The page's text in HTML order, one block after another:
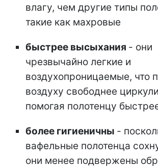
влагу, чем другие типы
такие как махровые
быстрее высыхания - они
чрезвычайно легкие и
воздухопроницаемые, что
воздуху свободнее
помогая полотенцу
более гигиеничны -
вафельные полотенца
они менее подвержены